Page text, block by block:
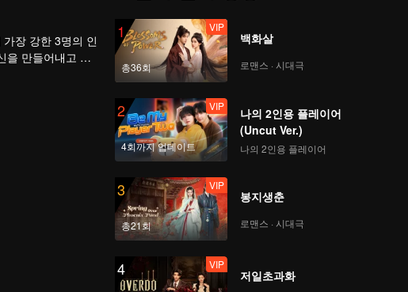
106
108
VIP
109
VIP
110
VIP
111
VIP
112
114
VIP
115
116
VIP
117
장 강한 3명의 인
을 만들어내고 지
1
총36회
VIP
백화살
로맨스 · 시대극
2
4회까지 업데이트
VIP
나의 2인용 플레이어
(Uncut Ver.)
나의 2인용 플레이어
3
총21회
VIP
봉지생춘
로맨스 · 시대극
4 VIP
저일초과화